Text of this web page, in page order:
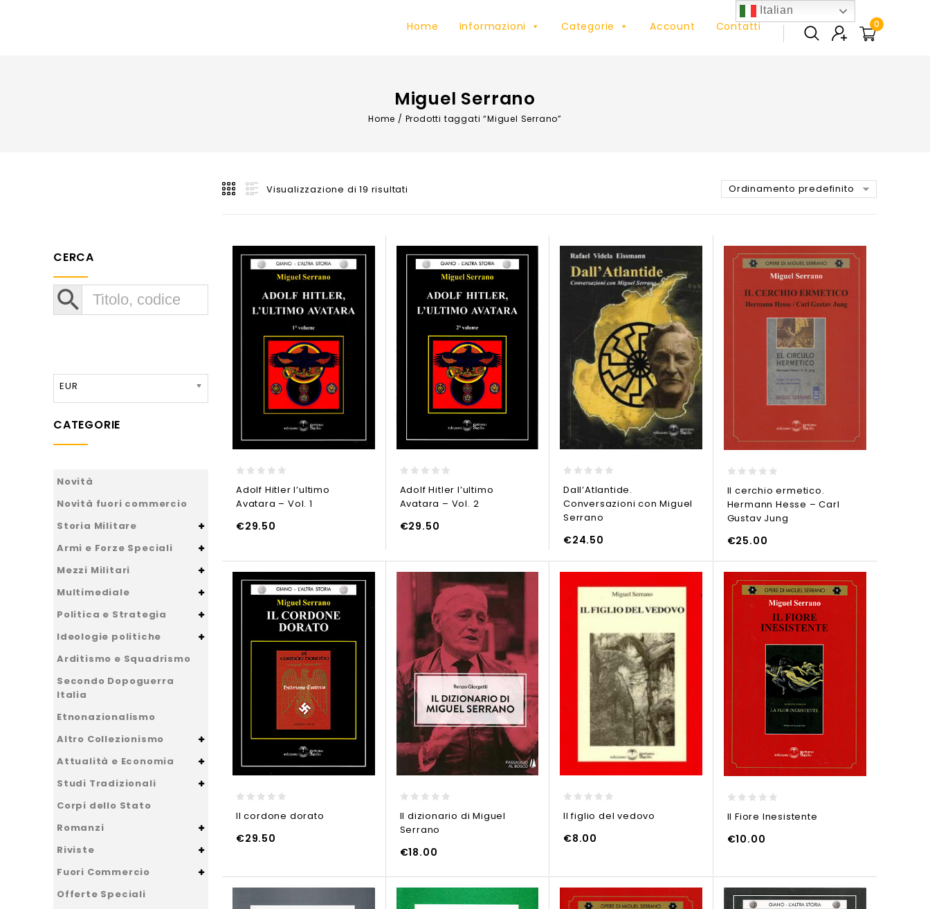
0
Home Informazioni Categorie Account Contatti
Miguel Serrano
Home / Prodotti taggati “Miguel Serrano”
Visualizzazione di 19 risultati Ordinamento predefinito
out
of
Adolf Hitler l’ultimo
Avatara – Vol. 1
€29.50
AGGIUNGI AL CARRELLO
out
of
Adolf Hitler l’ultimo
Avatara – Vol. 2
€29.50
AGGIUNGI AL CARRELLO
out
of
5
Dall’Atlantide.
Conversazioni con Miguel
Serrano
€24.50
out
of
5
Il cerchio ermetico.
Hermann Hesse – Carl
Gustav Jung
€25.00
AGGIUNGI AL CARRELLO
out
5
Il cordone dorato
€29.50
out
of
Il dizionario di Miguel
Serrano
€18.00
out
5
Il figlio del vedovo
€8.00
AGGIUNGI AL CARRELLO
out
5
Il Fiore Inesistente
€10.00
CERCA
EUR
CATEGORIE
Novità
Novità fuori commercio
Storia Militare
Armi e Forze Speciali
Mezzi Militari
Multimediale
Politica e Strategia
Ideologie politiche
Arditismo e Squadrismo
Secondo Dopoguerra
Italia
Etnonazionalismo
Altro Collezionismo
Attualità e Economia
Studi Tradizionali
Corpi dello Stato
Romanzi
Riviste
Fuori Commercio
Offerte Speciali
Italian